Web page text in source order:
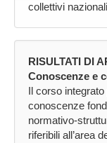
collettivi
RISULTATI DI
Conoscenze e
Il corso
conoscenze
normativo-
riferibili all’area